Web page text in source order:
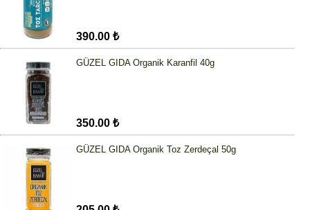
390.00 ₺
GÜZEL GIDA Organik Karanfil 40g
350.00 ₺
GÜZEL GIDA Organik Toz Zerdeçal 50g